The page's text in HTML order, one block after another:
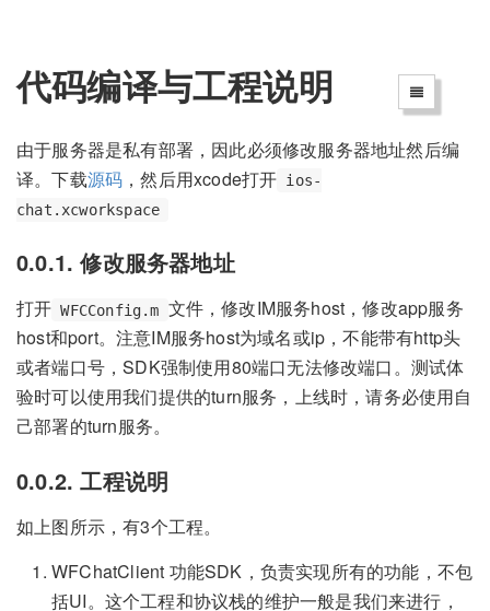
代码编译与工程说明
由于服务器是私有部署，因此必须修改服务器地址然后编
译。下载源码 ，然后用xcode打开 ios-
chat.xcworkspace
0.0.1. 修改服务器地址
打开 WFCConfig.m 文件，修改IM服务host，修改app服务
host和port。注意IM服务host为域名或ip，不能带有http头
或者端口号，SDK强制使用80端口无法修改端口。测试体
验时可以使用我们提供的turn服务，上线时，请务必使用自
己部署的turn服务。
0.0.2. 工程说明
如上图所示，有3个工程。
WFChatClient 功能SDK，负责实现所有的功能，不包
括UI。这个工程和协议栈的维护一般是我们来进行，